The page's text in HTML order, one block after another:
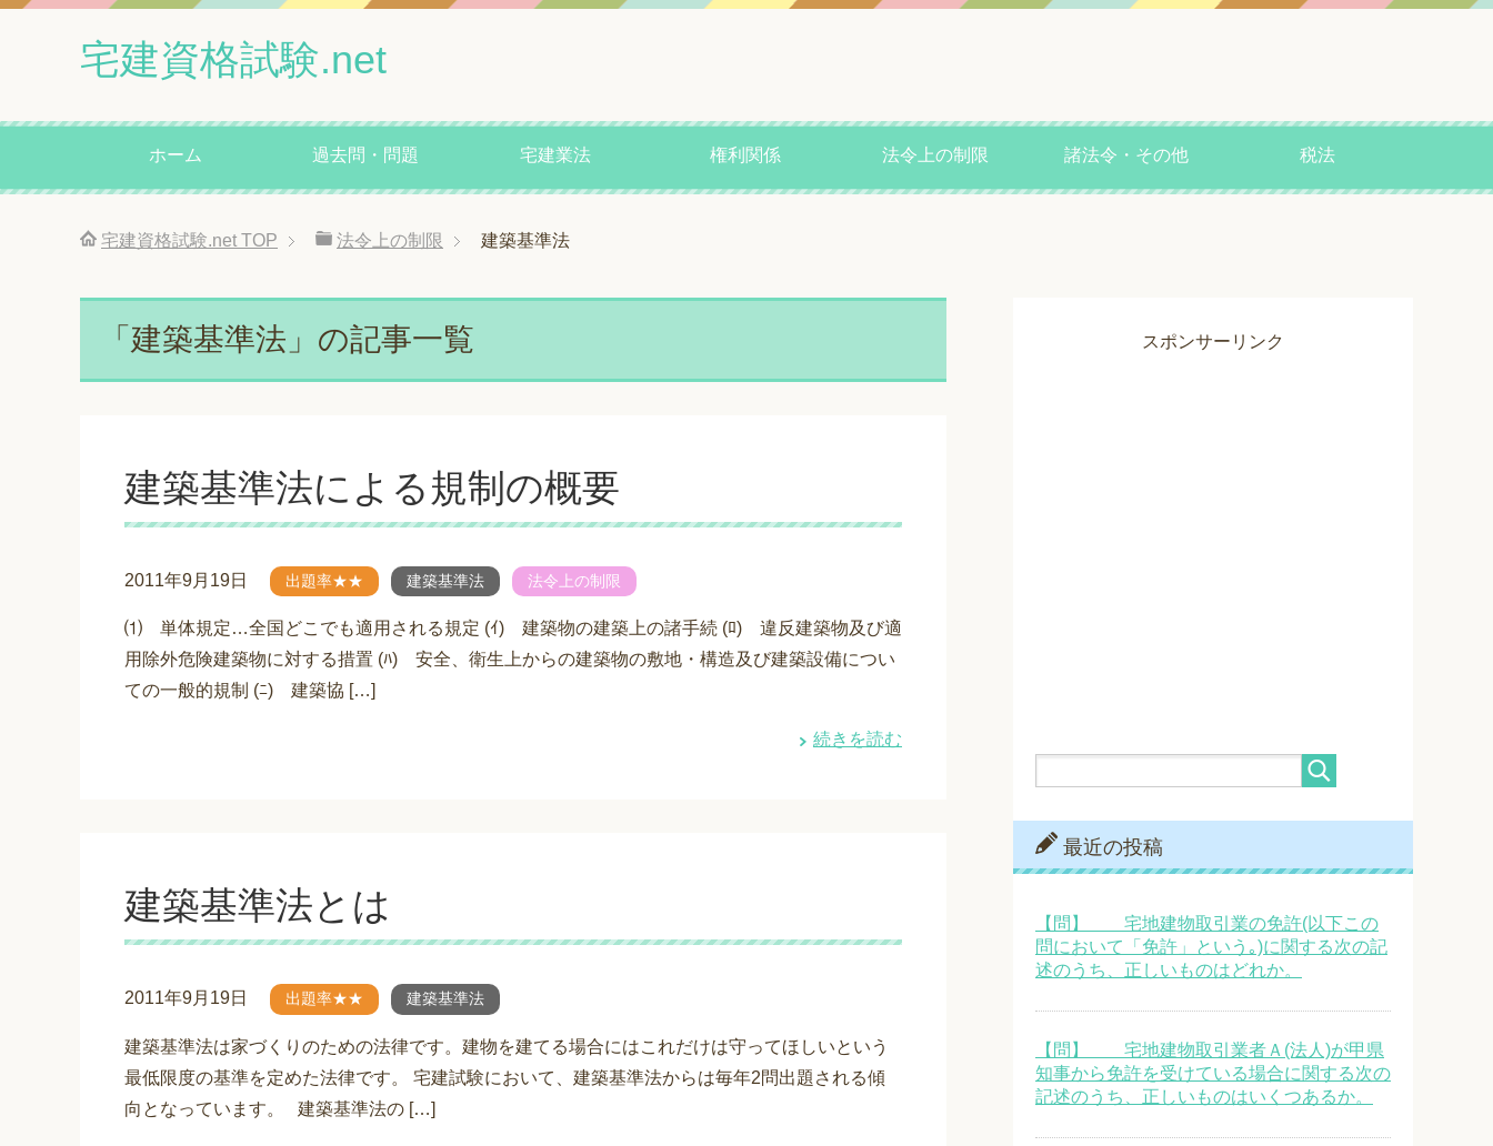
宅建資格試験.net
ホーム 過去問・問題 宅建業法 権利関係 法令上の制限 諸法令・その他 税法
宅建資格試験.net TOP 法令上の制限 建築基準法
「建築基準法」の記事一覧
建築基準法による規制の概要
2011年9月19日 出題率★★ 建築基準法 法令上の制限
⑴ 単体規定…全国どこでも適用される規定 (ｲ) 建築物の建築上の諸手続 (ﾛ) 違反建築物及び適
用除外危険建築物に対する措置 (ﾊ) 安全、衛生上からの建築物の敷地・構造及び建築設備につい
ての一般的規制 (ﾆ) 建築協 […]
続きを読む
建築基準法とは
2011年9月19日 出題率★★ 建築基準法
建築基準法は家づくりのための法律です。建物を建てる場合にはこれだけは守ってほしいという
最低限度の基準を定めた法律です。 宅建試験において、建築基準法からは毎年2問出題される傾
向となっています。 建築基準法の […]
スポンサーリンク
最近の投稿
【問】 宅地建物取引業の免許(以下この
問において「免許」という｡)に関する次の記
述のうち、正しいものはどれか。
【問】 宅地建物取引業者Ａ(法人)が甲県
知事から免許を受けている場合に関する次の
記述のうち、正しいものはいくつあるか。